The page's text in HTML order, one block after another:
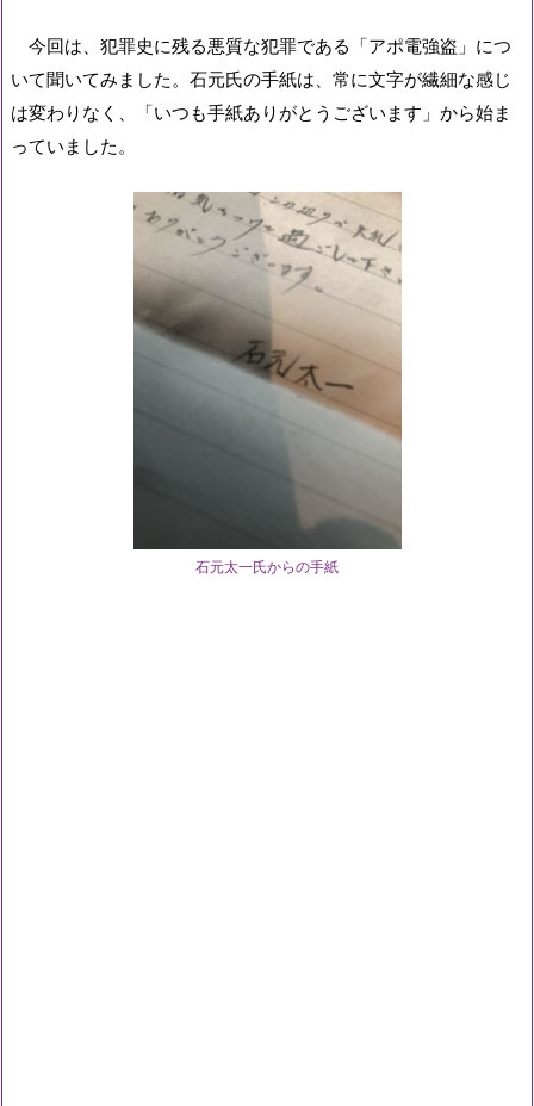
今回は、犯罪史に残る悪質な犯罪である「アポ電強盗」につ
いて聞いてみました。石元氏の手紙は、常に文字が繊細な感じ
は変わりなく、「いつも手紙ありがとうございます」から始ま
っていました。
石元太一氏からの手紙